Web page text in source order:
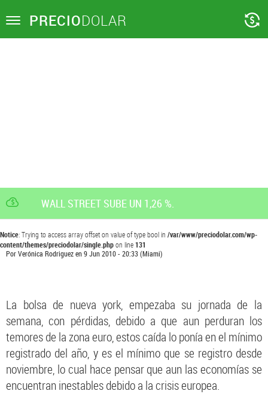
Toggle PRECIODOLAR
WALL STREET SUBE UN 1,26 %.
Notice: Trying to access array offset on value of type bool in /var/www/preciodolar.com/wp-
content/themes/preciodolar/single.phpon line131
PorVerónica Rodriguezen9 Jun 2010 - 20:33(Miami)
La bolsa de nueva york, empezaba su jornada de la
semana, con pérdidas, debido a que aun perduran los
temores de la zona euro, estos caída lo ponía en el mínimo
registrado del año, y es el mínimo que se registro desde
noviembre, lo cual hace pensar que aun las economías se
encuentran inestables debido a la crisis europea.